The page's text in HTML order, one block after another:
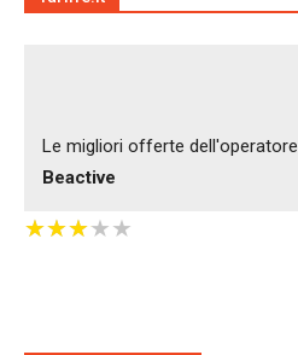
Le migliori offerte dell'operatore
Beactive
★★★★★
★★★★★